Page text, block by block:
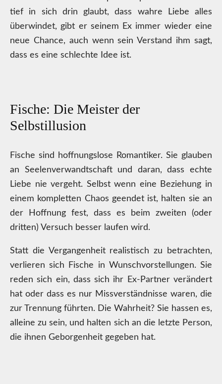
tief in sich drin glaubt, dass wahre Liebe alles
überwindet, gibt er seinem Ex immer wieder eine
neue Chance, auch wenn sein Verstand ihm sagt,
dass es eine schlechte Idee ist.
Fische: Die Meister der
Selbstillusion
Fische sind hoffnungslose Romantiker. Sie glauben
an Seelenverwandtschaft und daran, dass echte
Liebe nie vergeht. Selbst wenn eine Beziehung in
einem kompletten Chaos geendet ist, halten sie an
der Hoffnung fest, dass es beim zweiten (oder
dritten) Versuch besser laufen wird.
Statt die Vergangenheit realistisch zu betrachten,
verlieren sich Fische in Wunschvorstellungen. Sie
reden sich ein, dass sich ihr Ex-Partner verändert
hat oder dass es nur Missverständnisse waren, die
zur Trennung führten. Die Wahrheit? Sie hassen es,
alleine zu sein, und halten sich an die letzte Person,
die ihnen Geborgenheit gegeben hat.